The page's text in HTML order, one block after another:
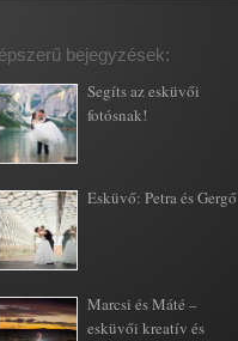
bejegyzések:
Segíts az esküvői
fotósnak!
Esküvő: Petra és Gergő
Marcsi és Máté –
esküvői kreatív és